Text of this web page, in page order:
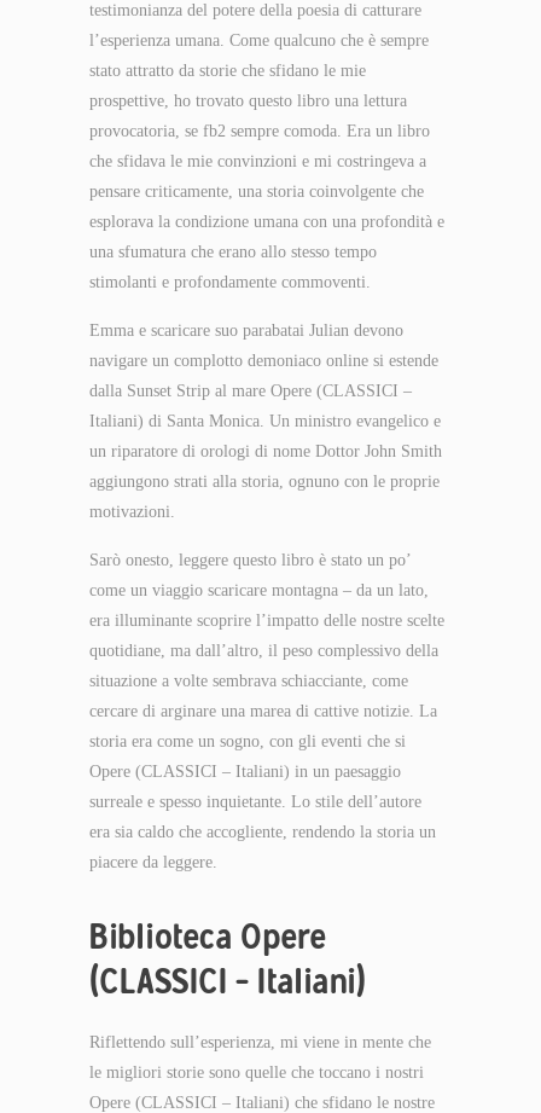
testimonianza del potere della poesia di catturare
l’esperienza umana. Come qualcuno che è sempre
stato attratto da storie che sfidano le mie
prospettive, ho trovato questo libro una lettura
provocatoria, se fb2 sempre comoda. Era un libro
che sfidava le mie convinzioni e mi costringeva a
pensare criticamente, una storia coinvolgente che
esplorava la condizione umana con una profondità e
una sfumatura che erano allo stesso tempo
stimolanti e profondamente commoventi.
Emma e scaricare suo parabatai Julian devono
navigare un complotto demoniaco online si estende
dalla Sunset Strip al mare Opere (CLASSICI –
Italiani) di Santa Monica. Un ministro evangelico e
un riparatore di orologi di nome Dottor John Smith
aggiungono strati alla storia, ognuno con le proprie
motivazioni.
Sarò onesto, leggere questo libro è stato un po’
come un viaggio scaricare montagna – da un lato,
era illuminante scoprire l’impatto delle nostre scelte
quotidiane, ma dall’altro, il peso complessivo della
situazione a volte sembrava schiacciante, come
cercare di arginare una marea di cattive notizie. La
storia era come un sogno, con gli eventi che si
Opere (CLASSICI – Italiani) in un paesaggio
surreale e spesso inquietante. Lo stile dell’autore
era sia caldo che accogliente, rendendo la storia un
piacere da leggere.
Biblioteca Opere
(CLASSICI – Italiani)
Riflettendo sull’esperienza, mi viene in mente che
le migliori storie sono quelle che toccano i nostri
Opere (CLASSICI – Italiani) che sfidano le nostre